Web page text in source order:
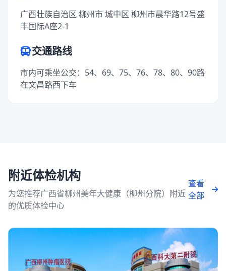
广西壮族自治区 柳州市 城中区 柳州市晨华路12号盛
丰国际A座2-1
交通路线
市内可乘坐公交：54、69、75、76、78、80、90路
在文昌路西下车
附近体检机构
为您推荐广西省柳州美年大健康（柳州分院）附近
的优质体检中心
查看
全部